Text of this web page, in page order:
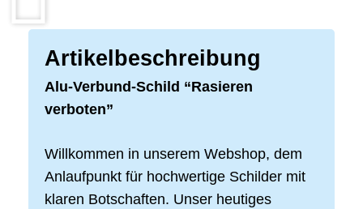
Artikelbeschreibung
Alu-Verbund-Schild “Rasieren
verboten”
Willkommen in unserem Webshop, dem
Anlaufpunkt für hochwertige Schilder mit
klaren Botschaften. Unser heutiges